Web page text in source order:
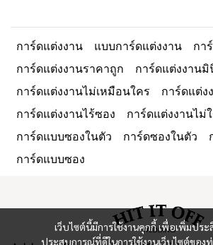
การ์ดแต่งงาน แบบการ์ดแต่งงาน
กา
การ์ดแต่งงานราคาถูก
การ์ดแต่งงาน
การ์ดแต่งงานไม่เหมือนใคร
การ์ดแต่ง
การ์ดแต่งงานไร้ซอง
การ์ดแต่งงานไม่
การ์ดแบบซองในตัว
การ์ดซองในตัว
การ์ดแบบซอง
เว็บไซต์นี้มีการใช้งานคุกกี้ เพื่อเพิ่มปร
ประสบการณ์ที่ดีในการใช้งานเว็บไซต์ของ